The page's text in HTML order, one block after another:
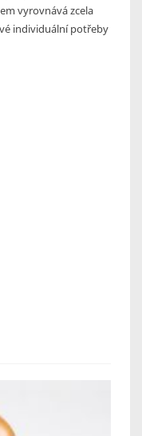
vyrovnává zcela
individuální potřeby